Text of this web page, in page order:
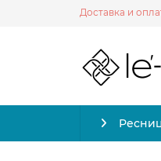
Доставка и